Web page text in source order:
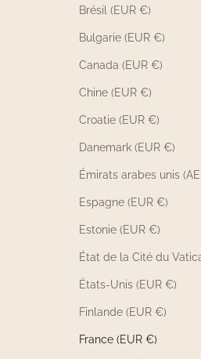
Brésil (EUR €)
Bulgarie (EUR €)
Canada (EUR €)
Chine (EUR €)
Croatie (EUR €)
Danemark (EUR €)
Espagne (EUR €)
Estonie (EUR €)
État de la Cité du
États-Unis (EUR €)
Finlande (EUR €)
France (EUR €)